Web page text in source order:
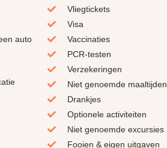
auto
Vliegtickets
Visa
Vaccinaties
PCR-testen
Verzekeringen
Niet genoemde maaltijden
Drankjes
Optionele activiteiten
Niet genoemde excursies
Fooien & eigen uitgaven